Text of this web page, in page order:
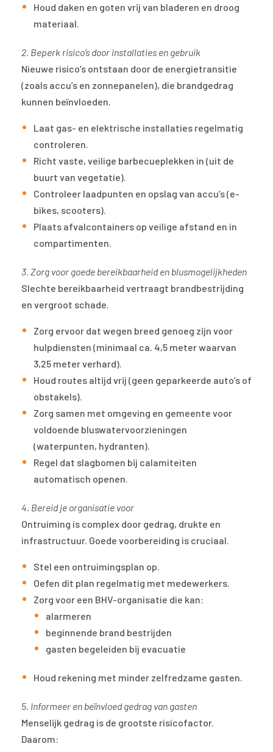
Houd daken en goten vrij van bladeren en droog
materiaal.
2. Beperk risico’s door installaties en gebruik
Nieuwe risico’s ontstaan door de energietransitie
(zoals accu’s en zonnepanelen), die brandgedrag
kunnen beïnvloeden.
Laat gas- en elektrische installaties regelmatig
controleren.
Richt vaste, veilige barbecueplekken in (uit de
buurt van vegetatie).
Controleer laadpunten en opslag van accu’s (e-
bikes, scooters).
Plaats afvalcontainers op veilige afstand en in
compartimenten.
3. Zorg voor goede bereikbaarheid en blusmogelijkheden
Slechte bereikbaarheid vertraagt brandbestrijding
en vergroot schade.
Zorg ervoor dat wegen breed genoeg zijn voor
hulpdiensten (minimaal ca. 4,5 meter waarvan
3,25 meter verhard).
Houd routes altijd vrij (geen geparkeerde auto’s of
obstakels).
Zorg samen met omgeving en gemeente voor
voldoende bluswatervoorzieningen
(waterpunten, hydranten).
Regel dat slagbomen bij calamiteiten
automatisch openen.
4. Bereid je organisatie voor
Ontruiming is complex door gedrag, drukte en
infrastructuur. Goede voorbereiding is cruciaal.
Stel een ontruimingsplan op.
Oefen dit plan regelmatig met medewerkers.
Zorg voor een BHV-organisatie die kan:
alarmeren
beginnende brand bestrijden
gasten begeleiden bij evacuatie
Houd rekening met minder zelfredzame gasten.
5. Informeer en beïnvloed gedrag van gasten
Menselijk gedrag is de grootste risicofactor.
Daarom: